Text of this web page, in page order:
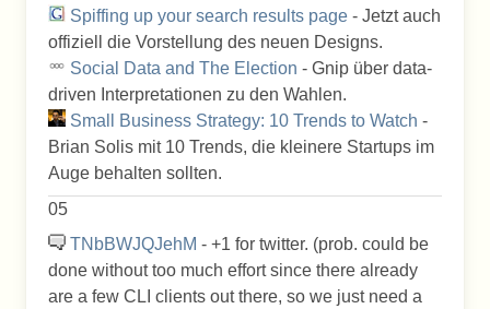
Spiffing up your search results page - Jetzt auch
offiziell die Vorstellung des neuen Designs.
Social Data and The Election - Gnip über data-
driven Interpretationen zu den Wahlen.
Small Business Strategy: 10 Trends to Watch -
Brian Solis mit 10 Trends, die kleinere Startups im
Auge behalten sollten.
05
TNbBWJQJehM - +1 for twitter. (prob. could be
done without too much effort since there already
are a few CLI clients out there, so we just need a